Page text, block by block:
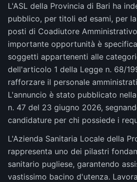
L'ASL della Provincia di Bari ha
pubblico, per titoli ed esami, per
posti di Coadiutore
importante opportunità è
soggetti appartenenti alle
dell'articolo 1 della Legge n. 68/
rafforzare il personale
L'annuncio è stato pubblicato
n. 47 del 23 giugno 2026,
candidature per chi possiede i
L'Azienda Sanitaria Locale della
rappresenta uno dei pilastri
sanitario pugliese, garantendo
vastissimo bacino d'utenza.